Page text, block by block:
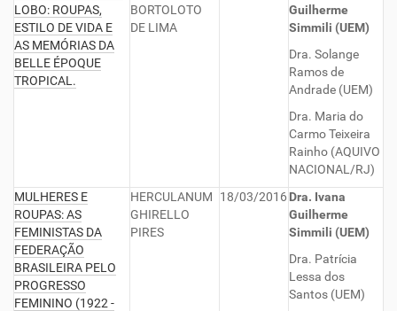
LOBO: ROUPAS,
ESTILO DE VIDA E
AS MEMÓRIAS DA
BELLE ÉPOQUE
TROPICAL.
BORTOLOTO
DE LIMA
Guilherme
Simmili (UEM)
Dra. Solange
Ramos de
Andrade (UEM)
Dra. Maria do
Carmo Teixeira
Rainho (AQUIVO
NACIONAL/RJ)
MULHERES E
ROUPAS: AS
FEMINISTAS DA
FEDERAÇÃO
BRASILEIRA PELO
PROGRESSO
FEMININO (1922 -
HERCULANUM
GHIRELLO
PIRES
18/03/2016 Dra. Ivana
Guilherme
Simmili (UEM)
Dra. Patrícia
Lessa dos
Santos (UEM)